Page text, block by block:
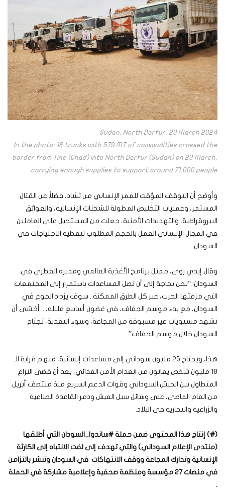
Sudan, North Darfur, 23 March 2024
In the photo: 16 trucks with 579 MT of commodities crossed the
border from Tine (Chad) into North Darfur (Sudan) on 23 March,
carrying enough supplies to support around 71,000 people.
وأوضح أن التوقف المؤقت للممر الإنساني من تشاد، فضلاً عن القتال
المستمر، وعمليات التخليص المطولة للشحنات الإنسانية، والعوائق
البيروقراطية، والتهديدات الأمنية، جعلت من المستحيل على العاملين
في المجال الإنساني العمل بالحجم المطلوب لتغطية الاحتياجات في
السودان.
وقال إيدي روي، ممثل برنامج الأغذية العالمي ومديره القطري في
السودان: “نحن بحاجة إلى أن تصل المساعدات باستمرار إلى المجتمعات
التي مزقتها الحرب، عبر كل الطرق الممكنة.. سوف يزداد الجوع في
السودان، مع بدء موسم الجفاف، في غضون أسابيع قليلة، .. أخشى أن
نشهد مستويات غير مسبوقة من المجاعة، وسوء التغذية، تجتاح
السودان خلال موسم الجفاف”.
هذا، ويحتاج 25 مليون سوداني إلى مساعدات إنسانية، منهم قرابة الـ
18 مليون شخص يعانون من انعدام الأمن الغذائي، بعد أن قضى النزاع
المتطاول بين الجيش السوداني وقوات الدعم السريع منذ منتصف أبريل
من العام الماضي، على وسائل سبل العيش ودمر القاعدة الصناعية
والزراعية والتجارية فى البلاد.
(#) إنتاج هذا المحتوى ضمن حملة #ساندوا_السودان التي أطلقها
(منتدى الإعلام السوداني) والتي تهدف إلى لفت الانتباه إلى الكارثة
الإنسانية وتدارك المجاعة ووقف الانتهاكات في السودان وتنشر بالتزامن
في منصات 27 مؤسسة ومنظمة صحفية وإعلامية مشاركة في الحملة
.